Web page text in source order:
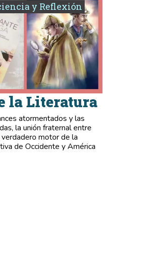
y Reflexión
la Literatura
atormentados y las
la unión fraternal entre
motor de la
de Occidente y América